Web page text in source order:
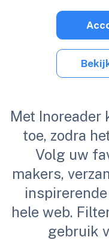
Met Inoreader
toe, zodra
Volg uw
makers,
hele web.
gebruik